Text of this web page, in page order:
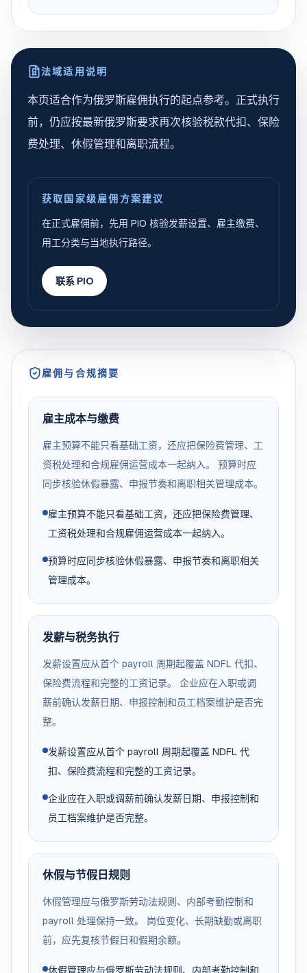
法域适用说明
本页适合作为俄罗斯雇佣执行的起点参考。正式执行
前，仍应按最新俄罗斯要求再次核验税款代扣、保险
费处理、休假管理和离职流程。
获取国家级雇佣方案建议
在正式雇佣前，先用 PIO 核验发薪设置、雇主缴费、
用工分类与当地执行路径。
联系 PIO
雇佣与合规摘要
雇主成本与缴费
雇主预算不能只看基础工资，还应把保险费管理、工
资税处理和合规雇佣运营成本一起纳入。 预算时应
同步核验休假暴露、申报节奏和离职相关管理成本。
雇主预算不能只看基础工资，还应把保险费管理、
工资税处理和合规雇佣运营成本一起纳入。
预算时应同步核验休假暴露、申报节奏和离职相关
管理成本。
发薪与税务执行
发薪设置应从首个 payroll 周期起覆盖 NDFL 代扣、
保险费流程和完整的工资记录。 企业应在入职或调
薪前确认发薪日期、申报控制和员工档案维护是否完
整。
发薪设置应从首个 payroll 周期起覆盖 NDFL 代
扣、保险费流程和完整的工资记录。
企业应在入职或调薪前确认发薪日期、申报控制和
员工档案维护是否完整。
休假与节假日规则
休假管理应与俄罗斯劳动法规则、内部考勤控制和
payroll 处理保持一致。 岗位变化、长期缺勤或离职
前，应先复核节假日和假期余额。
休假管理应与俄罗斯劳动法规则、内部考勤控制和